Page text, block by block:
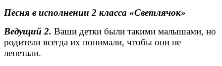
Песня в исполнении 2 класса «Светлячок»
Ведущий 2. Ваши детки были такими малышами, но
родители всегда их понимали, чтобы они не
лепетали.